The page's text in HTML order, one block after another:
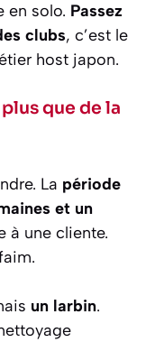
en solo. Passez
clubs, c’est le
host japon.
que de la
La période
et un
à une cliente.
un larbin.